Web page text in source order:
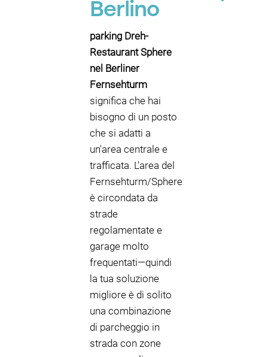
Berlino
parking Dreh-
Restaurant Sphere
nel Berliner
Fernsehturm
significa che hai
bisogno di un posto
che si adatti a
un'area centrale e
trafficata. L'area del
Fernsehturm/Sphere
è circondata da
strade
regolamentate e
garage molto
frequentati—quindi
la tua soluzione
migliore è di solito
una combinazione
di parcheggio in
strada con zone